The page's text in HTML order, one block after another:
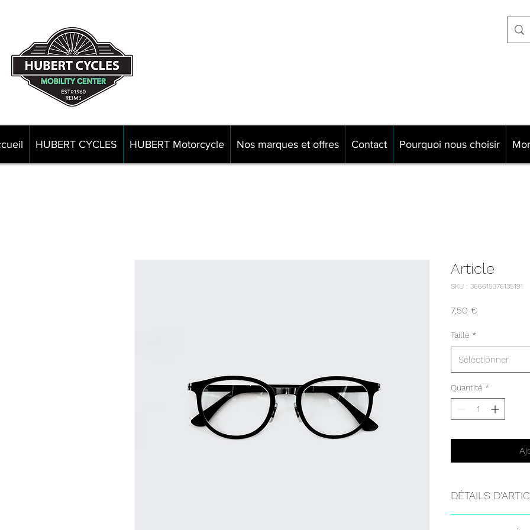
HUBERT CYCLES HUBERT Motorcycle Nos marques et offres Contact Pourquoi nous choisir
Article
SKU : 366615376135191
7,50 €
Taille *
Sélectionner
Quantité *
DÉTAILS